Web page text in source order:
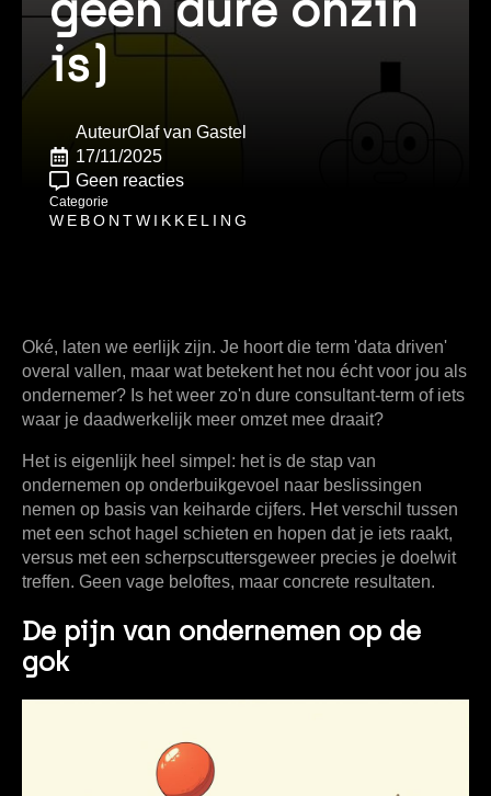
is)
AuteurOlaf van Gastel
17/11/2025
Geen reacties
Categorie
WEBONTWIKKELING
Oké, laten we eerlijk zijn. Je hoort die term 'data driven'
overal vallen, maar wat betekent het nou écht voor jou als
ondernemer? Is het weer zo'n dure consultant-term of iets
waar je daadwerkelijk meer omzet mee draait?
Het is eigenlijk heel simpel: het is de stap van
ondernemen op onderbuikgevoel naar beslissingen
nemen op basis van keiharde cijfers. Het verschil tussen
met een schot hagel schieten en hopen dat je iets raakt,
versus met een scherpscuttersgeweer precies je doelwit
treffen. Geen vage beloftes, maar concrete resultaten.
De pijn van ondernemen op de
gok